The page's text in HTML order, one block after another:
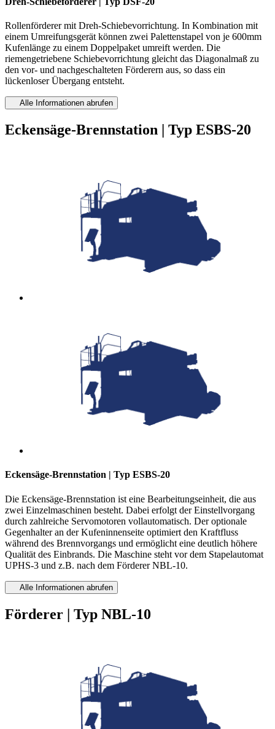
Rollenförderer mit Dreh-Schiebevorrichtung. In Kombination mit
einem Umreifungsgerät können zwei Palettenstapel von je 600mm
Kufenlänge zu einem Doppelpaket umreift werden. Die
riemengetriebene Schiebevorrichtung gleicht das Diagonalmaß zu
den vor- und nachgeschalteten Förderern aus, so dass ein
lückenloser Übergang entsteht.
Alle Informationen abrufen
Eckensäge-Brennstation | Typ ESBS-20
Eckensäge-Brennstation | Typ ESBS-20
Die Eckensäge-Brennstation ist eine Bearbeitungseinheit, die aus
zwei Einzelmaschinen besteht. Dabei erfolgt der Einstellvorgang
durch zahlreiche Servomotoren vollautomatisch. Der optionale
Gegenhalter an der Kufeninnenseite optimiert den Kraftfluss
während des Brennvorgangs und ermöglicht eine deutlich höhere
Qualität des Einbrands. Die Maschine steht vor dem Stapelautomat
UPHS-3 und z.B. nach dem Förderer NBL-10.
Alle Informationen abrufen
Förderer | Typ NBL-10